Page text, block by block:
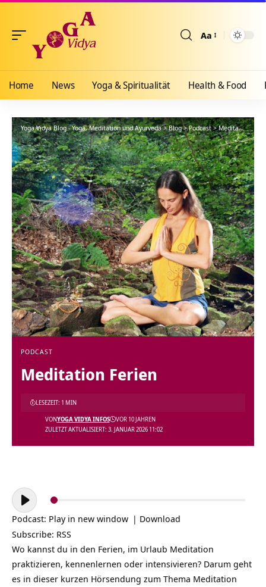
Aa
Home News Yoga & Spiritualität Health & Food
Yoga Vidya Blog - Yoga, Meditation und Ayurveda>Blog>Podcast>Meditation Ferien
PODCAST
Meditation Ferien
ZULETZT AKTUALISIERT: 3. JANUAR 2026 11:02
VONYOGA VIDYA INFOS VOR 10 JAHREN
LESEZEIT: 1 MIN
Audio-
Player
Podcast: Play in new window | Download
Subscribe: RSS
Wo kannst du in den Ferien, im Urlaub Meditation
praktizieren, kennenlernen oder intensivieren? Darum geht
es in dieser kurzen Hörsendung zum Thema Meditation